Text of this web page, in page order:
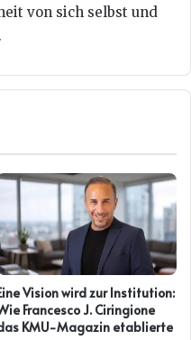
von sich selbst und
Vision wird zur Institution:
Francesco J. Ciringione
KMU-Magazin etablierte